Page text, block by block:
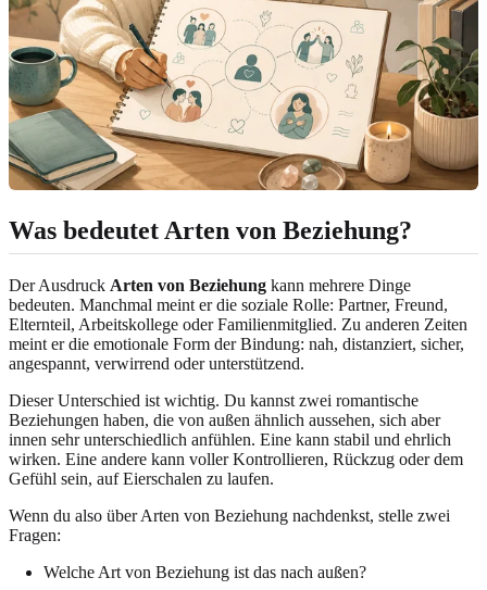
Was bedeutet Arten von Beziehung?
Der Ausdruck Arten von Beziehung kann mehrere Dinge
bedeuten. Manchmal meint er die soziale Rolle: Partner, Freund,
Elternteil, Arbeitskollege oder Familienmitglied. Zu anderen Zeiten
meint er die emotionale Form der Bindung: nah, distanziert, sicher,
angespannt, verwirrend oder unterstützend.
Dieser Unterschied ist wichtig. Du kannst zwei romantische
Beziehungen haben, die von außen ähnlich aussehen, sich aber
innen sehr unterschiedlich anfühlen. Eine kann stabil und ehrlich
wirken. Eine andere kann voller Kontrollieren, Rückzug oder dem
Gefühl sein, auf Eierschalen zu laufen.
Wenn du also über Arten von Beziehung nachdenkst, stelle zwei
Fragen:
Welche Art von Beziehung ist das nach außen?